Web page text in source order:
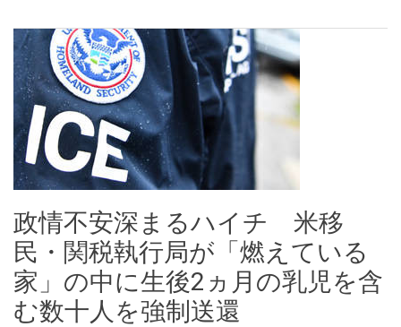
政情不安深まるハイチ 米移
民・関税執行局が「燃えている
家」の中に生後2ヵ月の乳児を含
む数十人を強制送還